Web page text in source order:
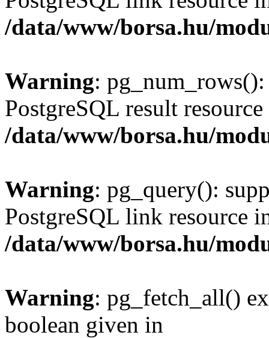
/data/www/borsa.hu/
Warning:
PostgreSQL result
/data/www/borsa.hu/
Warning: pg_query():
PostgreSQL link resource
/data/www/borsa.hu/
Warning: pg_fetch_all()
boolean given in